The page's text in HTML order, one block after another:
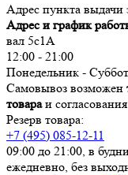
Адрес пункта выдачи
Адрес и график
вал 5с1А
12:00 - 21:00
Понедельник -
Самовывоз возможен
товараи
Резерв товара:
+7 (495) 085-12-11
09:00 до 21:00, в
ежедневно, без